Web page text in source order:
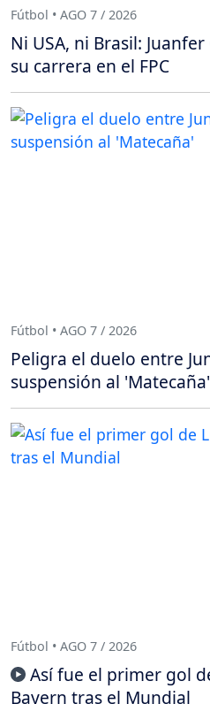
Fútbol • AGO 7 / 2026
Ni USA, ni Brasil:
su carrera en el FPC
Fútbol • AGO 7 / 2026
Peligra el duelo entre
suspensión al 'Matecaña'
Fútbol • AGO 7 / 2026
Así fue el primer gol
Bayern tras el Mundial